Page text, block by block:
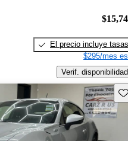
El precio incluye tasas
$295/mes
Verif. disponibilidad